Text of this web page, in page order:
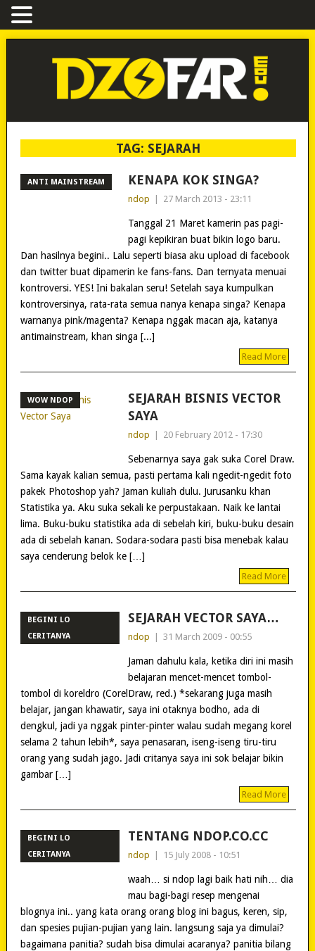
TAG: SEJARAH
ANTI MAINSTREAM KENAPA KOK SINGA?
ndop 27 March 2013 - 23:11
Tanggal 21 Maret kamerin pas pagi-
pagi kepikiran buat bikin logo baru.
Dan hasilnya begini.. Lalu seperti biasa aku upload di facebook
dan twitter buat dipamerin ke fans-fans. Dan ternyata menuai
kontroversi. YES! Ini bakalan seru! Setelah saya kumpulkan
kontroversinya, rata-rata semua nanya kenapa singa? Kenapa
warnanya pink/magenta? Kenapa nggak macan aja, katanya
antimainstream, khan singa [...]
Read More
WOW NDOP
SEJARAH BISNIS VECTOR
SAYA
ndop 20 February 2012 - 17:30
Sebenarnya saya gak suka Corel Draw.
Sama kayak kalian semua, pasti pertama kali ngedit-ngedit foto
pakek Photoshop yah? Jaman kuliah dulu. Jurusanku khan
Statistika ya. Aku suka sekali ke perpustakaan. Naik ke lantai
lima. Buku-buku statistika ada di sebelah kiri, buku-buku desain
ada di sebelah kanan. Sodara-sodara pasti bisa menebak kalau
saya cenderung belok ke […]
Read More
BEGINI LO
CERITANYA
SEJARAH VECTOR SAYA…
ndop 31 March 2009 - 00:55
Jaman dahulu kala, ketika diri ini masih
belajaran mencet-mencet tombol-
tombol di koreldro (CorelDraw, red.) *sekarang juga masih
belajar, jangan khawatir, saya ini otaknya bodho, ada di
dengkul, jadi ya nggak pinter-pinter walau sudah megang korel
selama 2 tahun lebih*, saya penasaran, iseng-iseng tiru-tiru
orang yang sudah jago. Jadi critanya saya ini sok belajar bikin
gambar […]
Read More
BEGINI LO
CERITANYA
TENTANG NDOP.CO.CC
ndop 15 July 2008 - 10:51
waah… si ndop lagi baik hati nih… dia
mau bagi-bagi resep mengenai
blognya ini.. yang kata orang orang blog ini bagus, keren, sip,
dan spesies pujian-pujian yang lain. langsung saja ya dimulai?
bagaimana panitia? sudah bisa dimulai acaranya? panitia bilang